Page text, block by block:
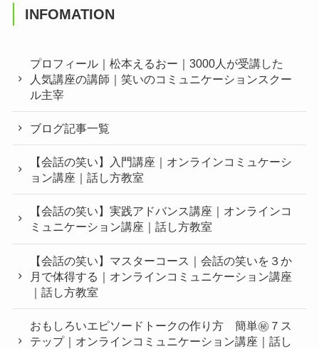
INFOMATION
プロフィール｜松本えるおー｜3000人が受講した
人気講座の講師｜笑いのコミュニケーションスクー
ル主宰
ブログ記事一覧
【会話の笑い】入門講座｜オンラインコミュケーシ
ョン講座｜話し方教室
【会話の笑い】実践アドバンス講座｜オンラインコ
ミュニケーション講座｜話し方教室
【会話の笑い】マスターコース｜会話の笑いを３か
月で体得する｜オンラインコミュニケーション講座
｜話し方教室
おもしろいエピソードトークの作り方 簡単㊙︎７ス
テップ｜オンラインコミュニケーション講座｜話し